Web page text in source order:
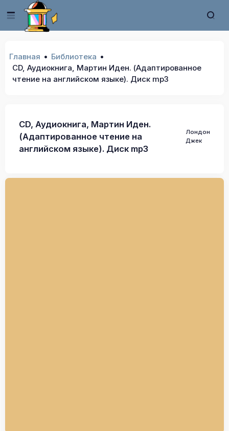
Главная
Библиотека
CD, Аудиокнига, Мартин Иден. (Адаптированное
чтение на английском языке). Диск mp3
CD, Аудиокнига, Мартин Иден.
(Адаптированное чтение на
английском языке). Диск mp3
Лондон
Джек